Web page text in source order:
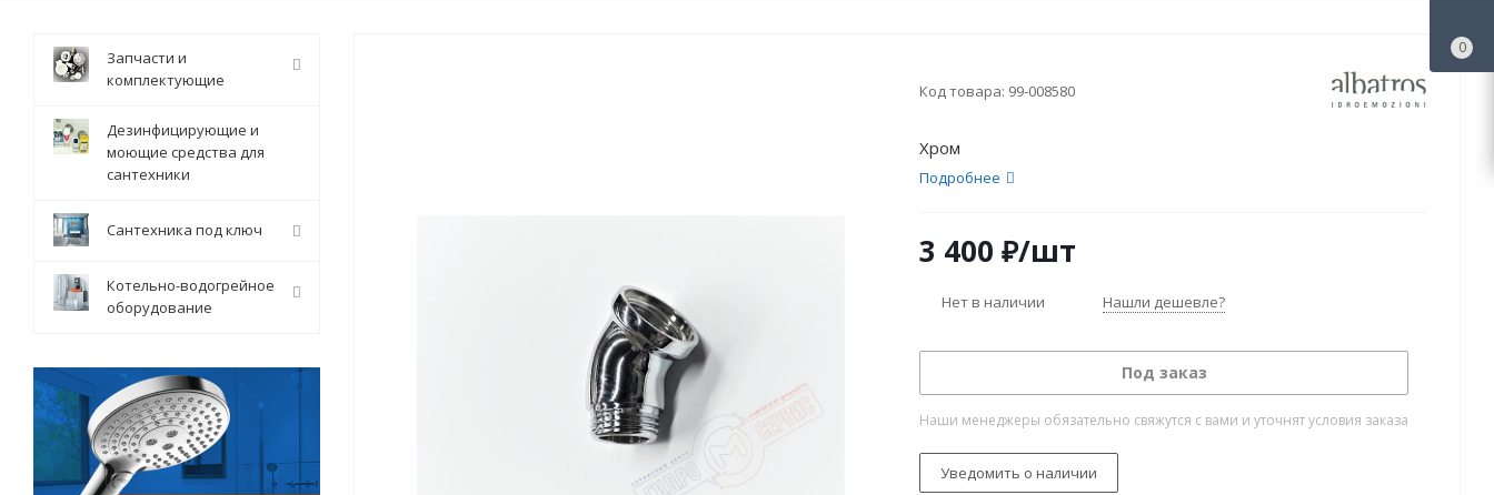
Код товара: 99-008580
Хром
Подробнее
3 400 ₽/шт
Нет в наличии Нашли дешевле?
Под заказ
Наши менеджеры обязательно свяжутся с вами и уточнят условия заказа
Уведомить о наличии
Запчасти и
комплектующие
Дезинфицирующие и
моющие средства для
сантехники
Сантехника под ключ
Котельно-водогрейное
оборудование
0